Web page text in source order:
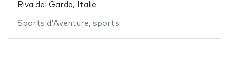
Riva del Garda, Italie
Sports d'Aventure, sports